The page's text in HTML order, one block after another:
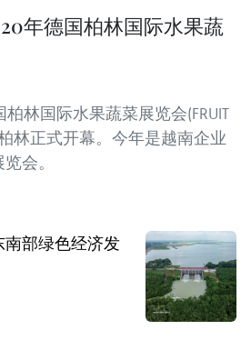
年德国柏林国际水果蔬
林国际水果蔬菜展览会(FRUIT
林正式开幕。今年是越南企业
会。
部绿色经济发